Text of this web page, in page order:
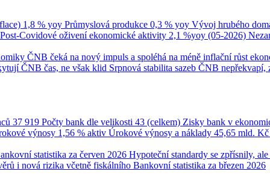
1,8 % yoy Průmyslová produkce 0,3 % yoy Vývoj hrubého
Post-Covidové oživení ekonomické aktivity 2,1 %yoy (05-2026)
ČNB čeká na nový impuls a spoléhá na méně inflační růst
ČNB čas, ne však klid Srpnová stabilita sazeb ČNB
37 919 Počty bank dle velikosti 43 (celkem) Zisky bank v
výnosy 1,56 % aktiv Úrokové výnosy a náklady 45,65 mld.
statistika za červen 2026 Hypoteční standardy se zpřísnily,
i nová rizika včetně fiskálního Bankovní statistika za březen 2026